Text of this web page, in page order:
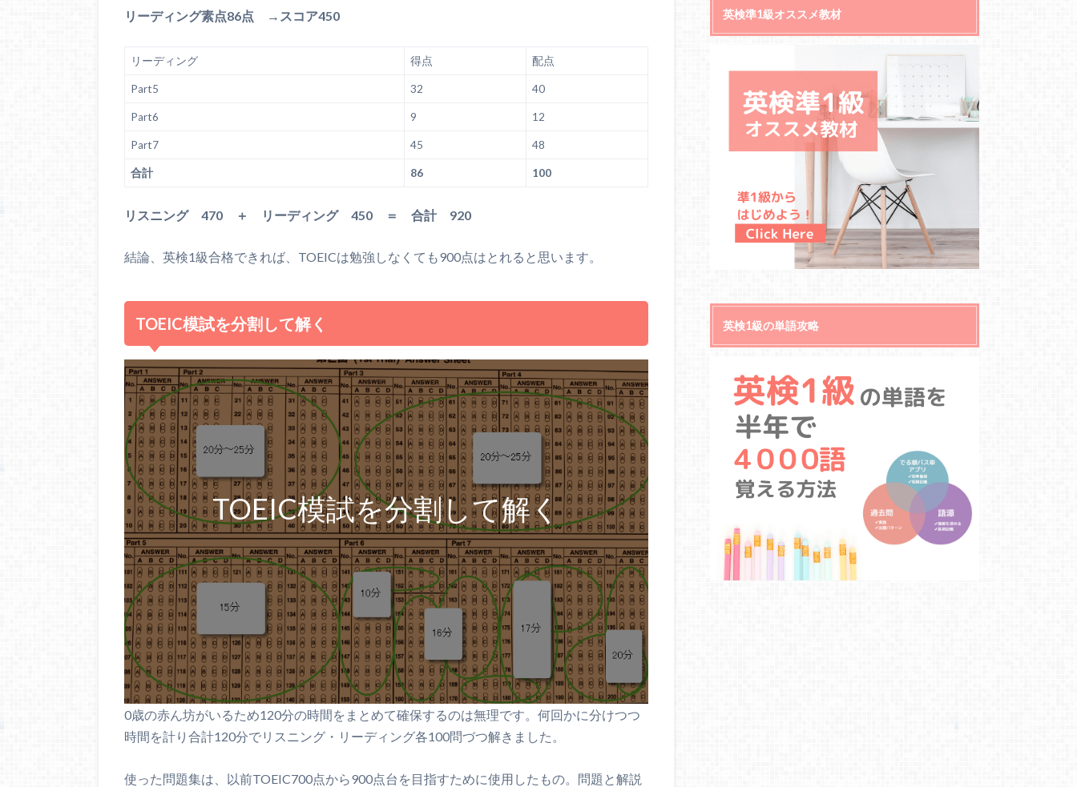
リーディング素点86点 →スコア450
リーディング 得点 配点
Part5 32 40
Part6 9 12
Part7 45 48
合計 86 100
リスニング 470 ＋ リーディング 450 ＝ 合計 920
結論、英検1級合格できれば、TOEICは勉強しなくても900点はとれると思います。
TOEIC模試を分割して解く
TOEIC模試を分割して解く
0歳の赤ん坊がいるため120分の時間をまとめて確保するのは無理です。何回かに分けつつ
時間を計り合計120分でリスニング・リーディング各100問づつ解きました。
使った問題集は、以前TOEIC700点から900点台を目指すために使用したもの。問題と解説
英検準1級オススメ教材
英検1級の単語攻略